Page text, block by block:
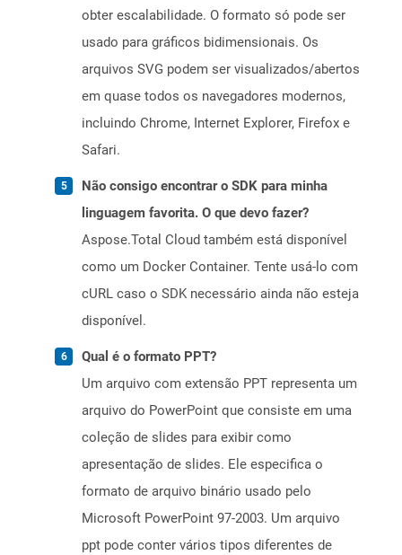
obter escalabilidade. O formato só pode ser
usado para gráficos bidimensionais. Os
arquivos SVG podem ser visualizados/abertos
em quase todos os navegadores modernos,
incluindo Chrome, Internet Explorer, Firefox e
Safari.
Não consigo encontrar o SDK para minha
linguagem favorita. O que devo fazer?
Aspose.Total Cloud também está disponível
como um Docker Container. Tente usá-lo com
cURL caso o SDK necessário ainda não esteja
disponível.
Qual é o formato PPT?
Um arquivo com extensão PPT representa um
arquivo do PowerPoint que consiste em uma
coleção de slides para exibir como
apresentação de slides. Ele especifica o
formato de arquivo binário usado pelo
Microsoft PowerPoint 97-2003. Um arquivo
ppt pode conter vários tipos diferentes de